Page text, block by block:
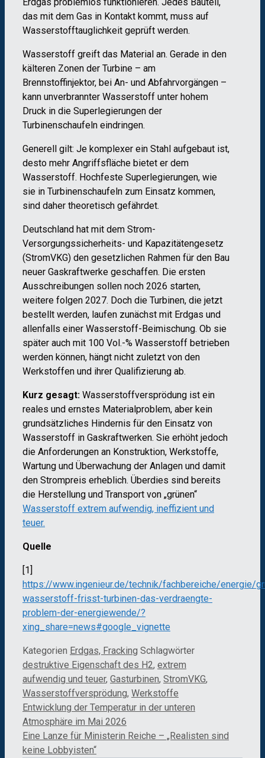
das mit dem Gas in Kontakt kommt, muss auf
Wasserstofftauglichkeit geprüft werden.
Wasserstoff greift das Material an. Gerade in den
kälteren Zonen der Turbine – am
Brennstoffinjektor, bei An- und Abfahrvorgängen –
kann unverbrannter Wasserstoff unter hohem
Druck in die Superlegierungen der
Turbinenschaufeln eindringen.
Generell gilt: Je komplexer ein Stahl aufgebaut ist,
desto mehr Angriffsfläche bietet er dem
Wasserstoff. Hochfeste Superlegierungen, wie
sie in Turbinenschaufeln zum Einsatz kommen,
sind daher theoretisch gefährdet.
Deutschland hat mit dem Strom-
Versorgungssicherheits- und Kapazitätengesetz
(StromVKG) den gesetzlichen Rahmen für den Bau
neuer Gaskraftwerke geschaffen. Die ersten
Ausschreibungen sollen noch 2026 starten,
weitere folgen 2027. Doch die Turbinen, die jetzt
bestellt werden, laufen zunächst mit Erdgas und
allenfalls einer Wasserstoff-Beimischung. Ob sie
später auch mit 100 Vol.-% Wasserstoff betrieben
werden können, hängt nicht zuletzt von den
Werkstoffen und ihrer Qualifizierung ab.
Kurz gesagt: Wasserstoffversprödung ist ein
reales und ernstes Materialproblem, aber kein
grundsätzliches Hindernis für den Einsatz von
Wasserstoff in Gaskraftwerken. Sie erhöht jedoch
die Anforderungen an Konstruktion, Werkstoffe,
Wartung und Überwachung der Anlagen und damit
den Strompreis erheblich. Überdies sind bereits
die Herstellung und Transport von „grünen“
Wasserstoff extrem aufwendig, ineffizient und
teuer.
Quelle
[1]
https://www.ingenieur.de/technik/fachbereiche/energie/
wasserstoff-frisst-turbinen-das-verdraengte-
problem-der-energiewende/?
xing_share=news#google_vignette
Kategorien Erdgas, Fracking Schlagwörter
destruktive Eigenschaft des H2, extrem
aufwendig und teuer, Gasturbinen, StromVKG,
Wasserstoffversprödung, Werkstoffe
Entwicklung der Temperatur in der unteren
Atmosphäre im Mai 2026
Eine Lanze für Ministerin Reiche – „Realisten sind
keine Lobbyisten“